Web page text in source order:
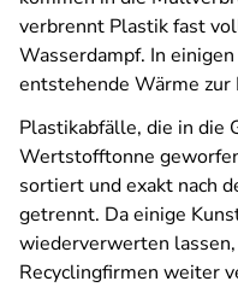
verbrennt Plastik fast
Wasserdampf. In
entstehende Wärme
Plastikabfälle, die in die
Wertstofftonne
sortiert und exakt nach
getrennt. Da einige
wiederverwerten
Recyclingfirmen weiter